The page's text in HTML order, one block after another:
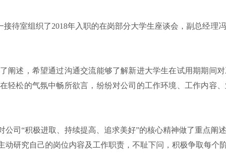
待室组织了2018年入职的在岗部分大学生座谈会，副总经理
述，希望通过沟通交流能够了解新进大学生在试用期期间对
轻松的气氛中畅所欲言，纷纷对公司的工作环境、工作内容
“积极进取、持续提高、追求美好”的核心精神做了重点阐述
研究自己的岗位内容及工作职责，不耻下问，积极争取每个